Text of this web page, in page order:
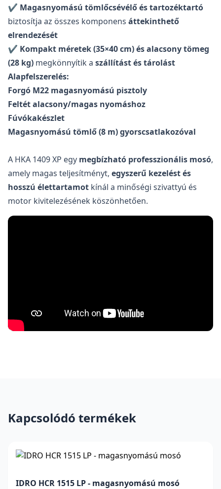
✔ Magasnyomású tömlőcsévélő és tartozéktartó
biztosítja az összes komponens áttekinthető
elrendezését
✔ Kompakt méretek (35×40 cm) és alacsony tömeg
(28 kg) megkönnyítik a szállítást és tárolást
Alapfelszerelés:
Forgó M22 magasnyomású pisztoly
Feltét alacsony/magas nyomáshoz
Fúvókakészlet
Magasnyomású tömlő (8 m) gyorscsatlakozóval
A HKA 1409 XP egy megbízható professzionális mosó,
amely magas teljesítményt, egyszerű kezelést és
hosszú élettartamot kínál a minőségi szivattyú és
motor kivitelezésének köszönhetően.
Kapcsolódó termékek
IDRO HCR 1515 LP - magasnyomású mosó